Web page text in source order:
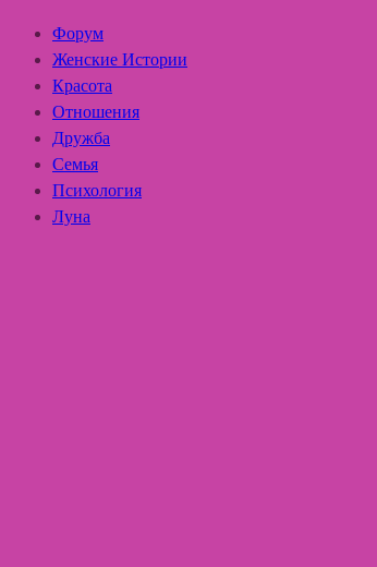
Форум
Женские Истории
Красота
Отношения
Дружба
Семья
Психология
Луна